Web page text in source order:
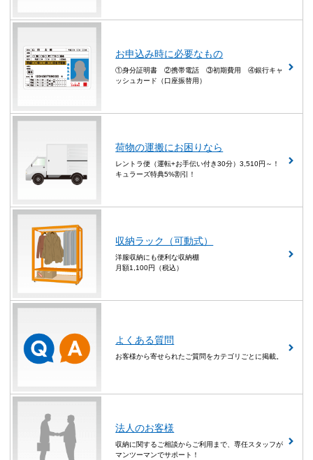
お申込み時に必要なもの
①身分証明書 ②携帯電話 ③初期費用 ④銀行キャ
ッシュカード（口座振替用）
荷物の運搬にお困りなら
レントラ便（運転+お手伝い付き30分）3,510円～！
キュラーズ特典5%割引！
収納ラック（可動式）
洋服収納にも便利な収納棚
月額1,100円（税込）
よくある質問
お客様から寄せられたご質問をカテゴリごとに掲載。
法人のお客様
収納に関するご相談からご利用まで、専任スタッフが
マンツーマンでサポート！